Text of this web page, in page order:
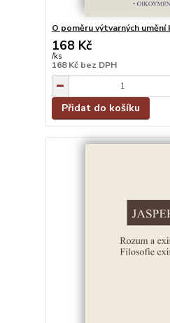
O poměru výtvarných umění
168 Kč
/ks
168 Kč bez DPH
Přidat do košíku